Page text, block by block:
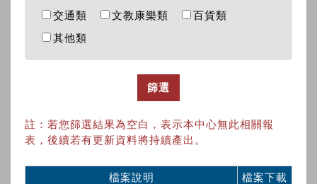
交通類
文教康樂類
百貨類
其他類
篩選
註：若您篩選結果為空白，表示本中心無此相關報
表，後續若有更新資料將持續產出。
檔案說明
檔案下載